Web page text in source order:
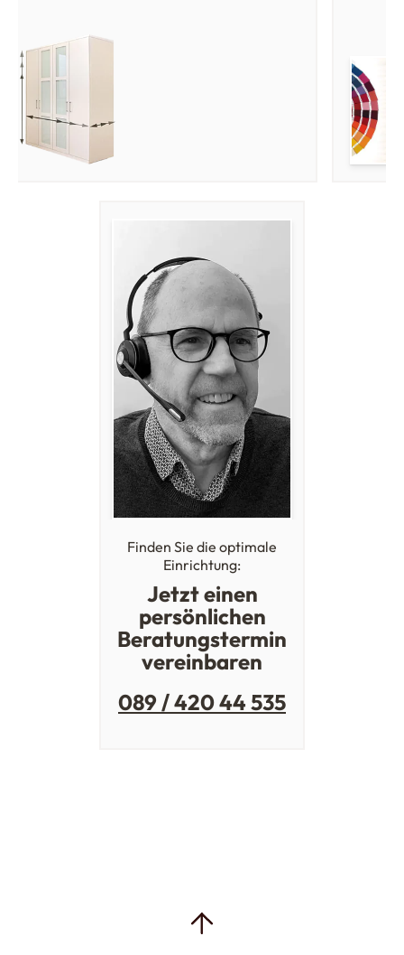
Finden Sie die optimale
Einrichtung:
Jetzt einen
persönlichen
Beratungstermin
vereinbaren
089 / 420 44 535